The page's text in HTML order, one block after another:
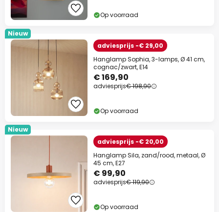
Op voorraad
Nieuw
adviesprijs -€ 29,00
Hanglamp Sophia, 3-lamps, Ø 41 cm,
cognac/zwart, E14
€ 169,90
adviesprijs€ 198,90
Op voorraad
Nieuw
adviesprijs -€ 20,00
Hanglamp Sila, zand/rood, metaal, Ø
45 cm, E27
€ 99,90
adviesprijs€ 119,90
Op voorraad